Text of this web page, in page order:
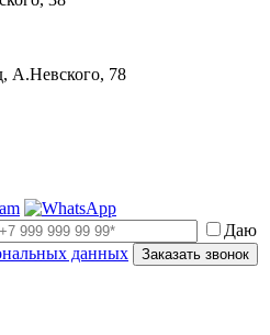
А.Невского, 78
Даю
данных Заказать звонок